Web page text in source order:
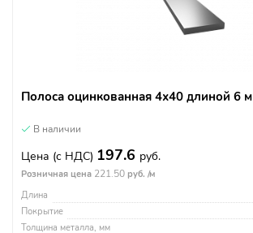
Полоса оцинкованная 4х40 длиной 6 м
В наличии
Цена (с НДС) 197.6 руб.
Розничная цена 221.50 руб. /м
Длина
Покрытие
Толщина металла, мм